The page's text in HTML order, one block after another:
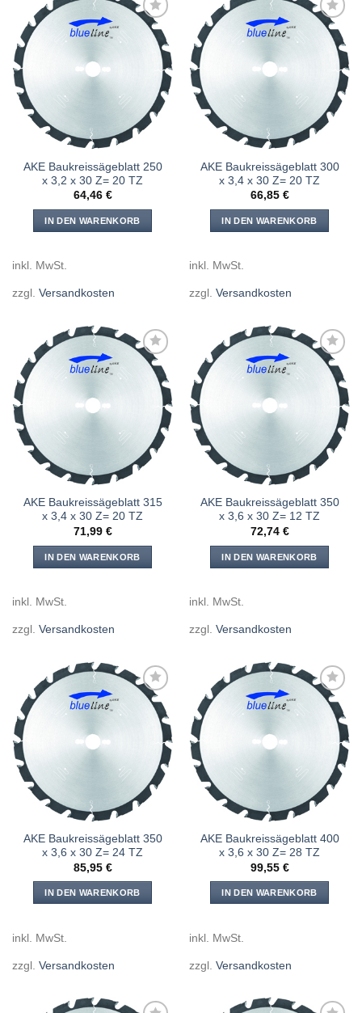
hinzufügen
AKE Baukreissägeblatt 250
x 3,2 x 30 Z= 20 TZ
64,46 €
IN DEN WARENKORB
inkl. MwSt.
zzgl. Versandkosten
hinzufügen
AKE Baukreissägeblatt 300
x 3,4 x 30 Z= 20 TZ
66,85 €
IN DEN WARENKORB
inkl. MwSt.
zzgl. Versandkosten
hinzufügen
AKE Baukreissägeblatt 315
x 3,4 x 30 Z= 20 TZ
71,99 €
IN DEN WARENKORB
inkl. MwSt.
zzgl. Versandkosten
hinzufügen
AKE Baukreissägeblatt 350
x 3,6 x 30 Z= 12 TZ
72,74 €
IN DEN WARENKORB
inkl. MwSt.
zzgl. Versandkosten
hinzufügen
AKE Baukreissägeblatt 350
x 3,6 x 30 Z= 24 TZ
85,95 €
IN DEN WARENKORB
inkl. MwSt.
zzgl. Versandkosten
hinzufügen
AKE Baukreissägeblatt 400
x 3,6 x 30 Z= 28 TZ
99,55 €
IN DEN WARENKORB
inkl. MwSt.
zzgl. Versandkosten